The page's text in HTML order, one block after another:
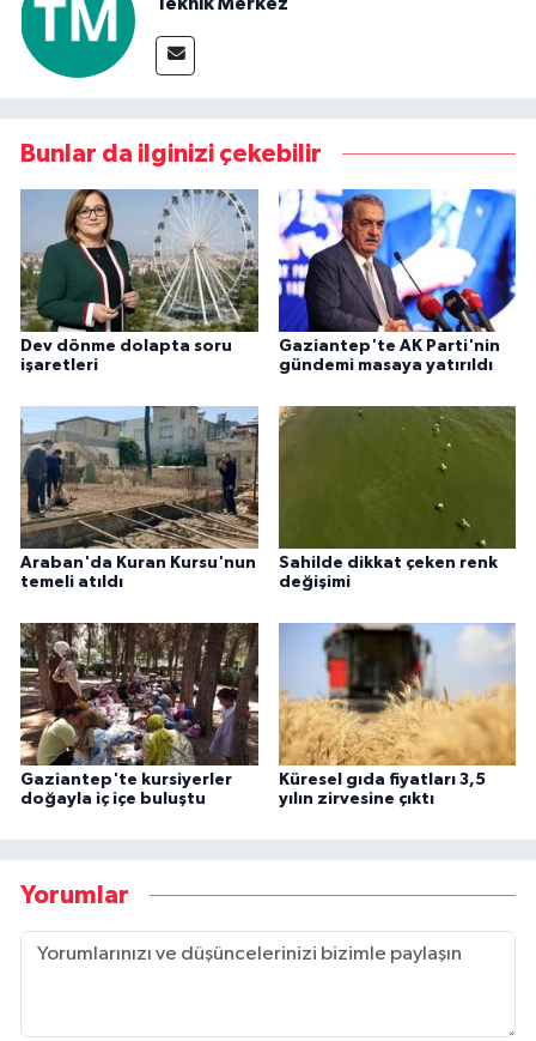
Bunlar da ilginizi çekebilir
Dev dönme dolapta soru
işaretleri
Gaziantep'te AK Parti'nin
gündemi masaya yatırıldı
Araban'da Kuran Kursu'nun
temeli atıldı
Sahilde dikkat çeken renk
değişimi
Gaziantep'te kursiyerler
doğayla iç içe buluştu
Küresel gıda fiyatları 3,5
yılın zirvesine çıktı
Yorumlar